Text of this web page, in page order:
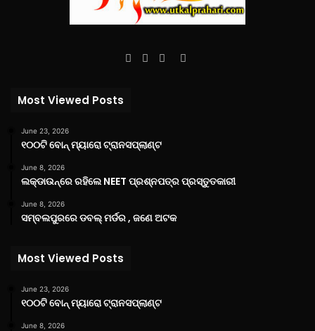
Facebook
TwitterYouTube
Instagram
Most Viewed Posts
June 23, 2026
୧୦୦ଟି ବୋନ୍ ମ୍ୟାରୋ ଟ୍ରାନସପ୍ଲାଣ୍ଟ
June 8, 2026
ଲକ୍‌ଡାଉନ୍‌ରେ ରହିଲେ NEET ପ୍ରଶ୍ନପତ୍ର ପ୍ରସ୍ତୁତକାରୀ
June 8, 2026
ସମ୍ବଲପୁରରେ ଡବଲ୍ ମର୍ଡର , ଜଣେ ଅଟକ
Most Viewed Posts
June 23, 2026
୧୦୦ଟି ବୋନ୍ ମ୍ୟାରୋ ଟ୍ରାନସପ୍ଲାଣ୍ଟ
June 8, 2026